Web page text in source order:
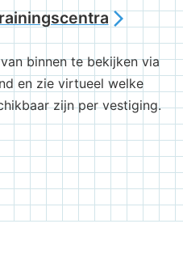
arrow_forward_ios
binnen te bekijken via
en zie virtueel welke
zijn per vestiging.